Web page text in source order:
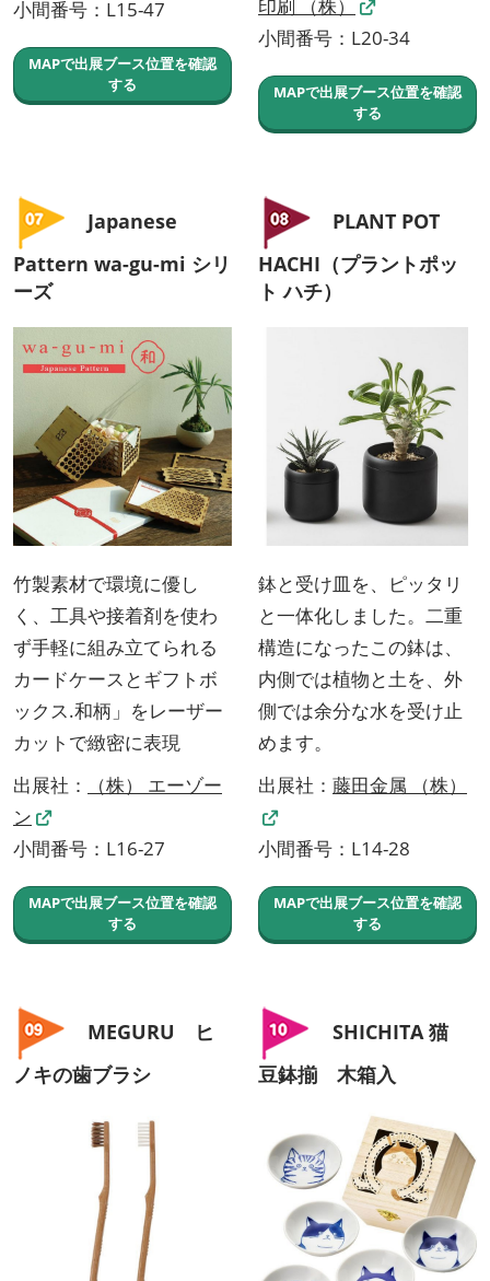
小間番号：L15-47
MAPで出展ブース位置を確認
する
印刷 （株）
小間番号：L20-34
MAPで出展ブース位置を確認
する
Japanese
Pattern wa-gu-mi シリ
ーズ
竹製素材で環境に優し
く、工具や接着剤を使わ
ず手軽に組み立てられる
カードケースとギフトボ
ックス.和柄」をレーザー
カットで緻密に表現
出展社：
（株） エーゾー
ン
小間番号：L16-27
MAPで出展ブース位置を確認
する
PLANT POT
HACHI（プラントポッ
ト ハチ）
鉢と受け皿を、ピッタリ
と一体化しました。二重
構造になったこの鉢は、
内側では植物と土を、外
側では余分な水を受け止
めます。
出展社： 藤田金属 （株）
小間番号：L14-28
MAPで出展ブース位置を確認
する
MEGURU ヒ
ノキの歯ブラシ
SHICHITA 猫
豆鉢揃 木箱入